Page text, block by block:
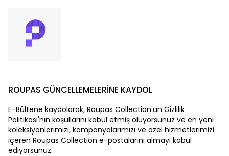
ROUPAS GÜNCELLEMELERİNE KAYDOL
E-Bültene kaydolarak, Roupas Collection'un Gizlilik
Politikası'nın koşullarını kabul etmiş oluyorsunuz ve en yeni
koleksiyonlarımızı, kampanyalarımızı ve özel hizmetlerimizi
içeren Roupas Collection e-postalarını almayı kabul
ediyorsunuz.